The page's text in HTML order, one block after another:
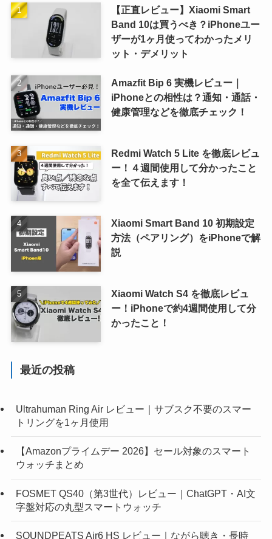
【正直レビュー】Xiaomi Smart
Band 10は買うべき？iPhoneユー
ザーが1ヶ月使ってわかったメリ
ット・デメリット
Amazfit Bip 6 実機レビュー｜
iPhoneとの相性は？通知・通話・
健康管理などを徹底チェック！
Redmi Watch 5 Lite を徹底レビュ
ー！４週間使用して分かったこと
を全て伝えます！
Xiaomi Smart Band 10 初期設定
方法（ペアリング）をiPhoneで解
説
Xiaomi Watch S4 を徹底レビュ
ー！iPhoneで約4週間使用して分
かったこと！
最近の投稿
Ultrahuman Ring Air レビュー｜サブスク不要のスマー
トリングを1ヶ月使用
【Amazonプライムデー 2026】セール対象のスマート
ウォッチまとめ
FOSMET QS40（第3世代）レビュー｜ChatGPT・AI文
字盤対応の丸型スマートウォッチ
SOUNDPEATS Air6 HS レビュー｜ながら聴き・長時